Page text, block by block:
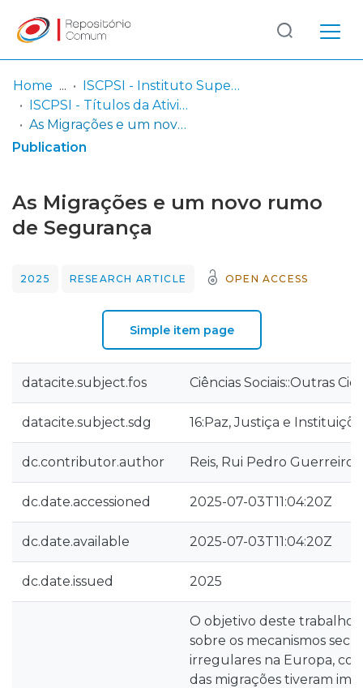
Communities
& Collections
Log
In
(current)
Home
ISCPSI - Instituto Superior de Ciências Policiais e Segurança Interna
ISCPSI - Títulos da Atividade Científica
As Migrações e um novo rumo de Segurança
Publication
As Migrações e um novo rumo
de Segurança
2025 RESEARCH ARTICLE OPEN ACCESS
Simple item page
datacite.subject.fos Ciências Sociais::Outras
datacite.subject.sdg 16:Paz, Justiça e
dc.contributor.author Reis, Rui Pedro Guerreiro
dc.date.accessioned 2025-07-03T11:04:20Z
dc.date.available 2025-07-03T11:04:20Z
dc.date.issued 2025
O objetivo deste trabalho
sobre os mecanismos
irregulares na Europa,
das migrações tiveram